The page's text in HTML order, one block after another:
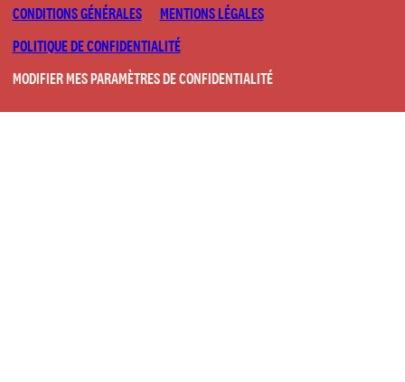
CONDITIONS GÉNÉRALES
MENTIONS LÉGALES
POLITIQUE DE CONFIDENTIALITÉ
MODIFIER MES PARAMÈTRES DE CONFIDENTIALITÉ